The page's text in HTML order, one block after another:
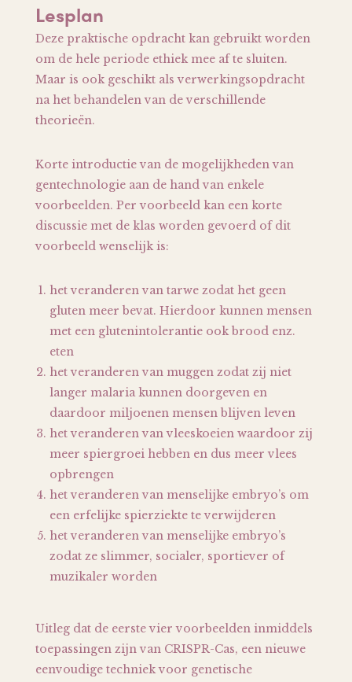
Lesplan
Deze praktische opdracht kan gebruikt worden
om de hele periode ethiek mee af te sluiten.
Maar is ook geschikt als verwerkingsopdracht
na het behandelen van de verschillende
theorieën.
Korte introductie van de mogelijkheden van
gentechnologie aan de hand van enkele
voorbeelden. Per voorbeeld kan een korte
discussie met de klas worden gevoerd of dit
voorbeeld wenselijk is:
het veranderen van tarwe zodat het geen
gluten meer bevat. Hierdoor kunnen mensen
met een glutenintolerantie ook brood enz.
eten
het veranderen van muggen zodat zij niet
langer malaria kunnen doorgeven en
daardoor miljoenen mensen blijven leven
het veranderen van vleeskoeien waardoor zij
meer spiergroei hebben en dus meer vlees
opbrengen
het veranderen van menselijke embryo’s om
een erfelijke spierziekte te verwijderen
het veranderen van menselijke embryo’s
zodat ze slimmer, socialer, sportiever of
muzikaler worden
Uitleg dat de eerste vier voorbeelden inmiddels
toepassingen zijn van CRISPR-Cas, een nieuwe
eenvoudige techniek voor genetische